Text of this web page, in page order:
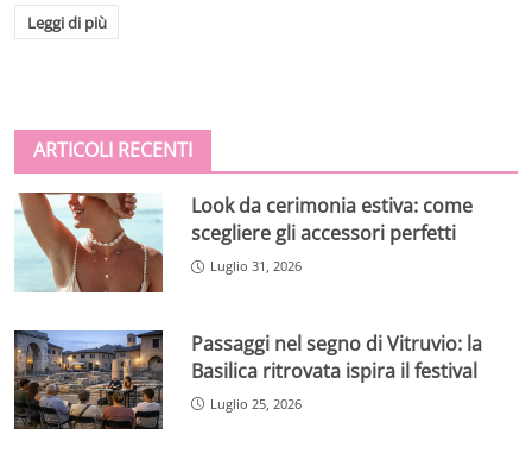
Leggi di più
ARTICOLI RECENTI
Look da cerimonia estiva: come
scegliere gli accessori perfetti
Luglio 31, 2026
Passaggi nel segno di Vitruvio: la
Basilica ritrovata ispira il festival
Luglio 25, 2026